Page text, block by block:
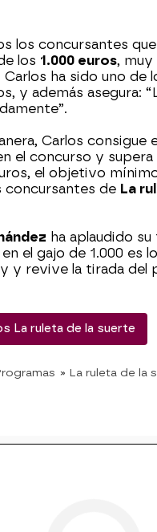
los concursantes
los 1.000 euros, muy
Carlos ha sido uno de
y además asegura:
Carlos consigue
el concurso y
el objetivo
concursantes de La
ha aplaudido su
el gajo de 1.000 es
y revive la tirada del
La ruleta de la suerte
» La ruleta de la